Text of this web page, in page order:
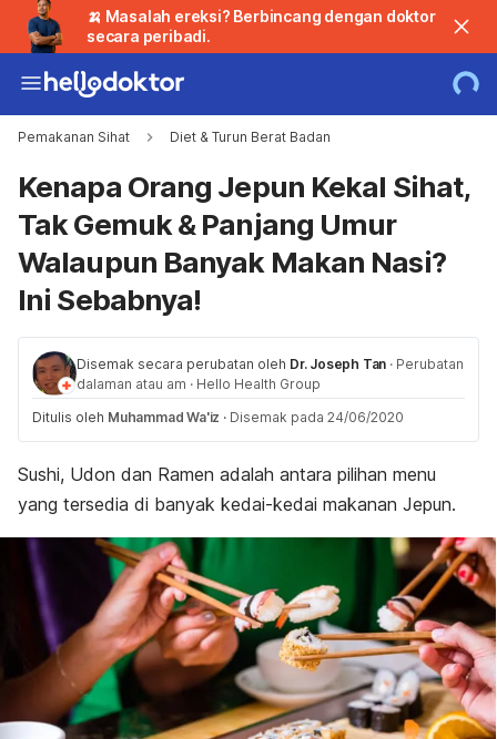
🍌 Masalah ereksi? Berbincang dengan doktor
secara peribadi.
Pemakanan Sihat Diet & Turun Berat Badan
Kenapa Orang Jepun Kekal Sihat,
Tak Gemuk & Panjang Umur
Walaupun Banyak Makan Nasi?
Ini Sebabnya!
Disemak secara perubatan oleh Dr. Joseph Tan · Perubatan
dalaman atau am · Hello Health Group
Ditulis oleh Muhammad Wa'iz · Disemak pada 24/06/2020
Sushi, Udon dan Ramen adalah antara pilihan menu
yang tersedia di banyak kedai-kedai makanan Jepun.